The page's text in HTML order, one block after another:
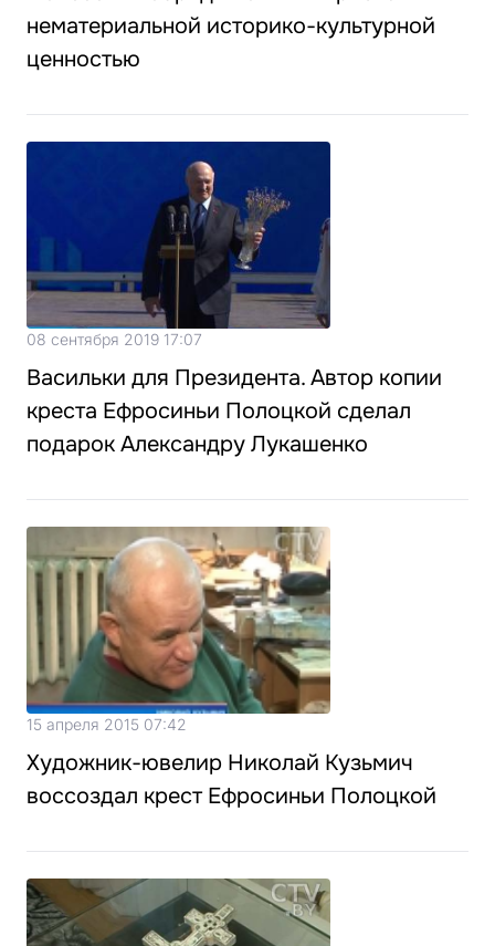
нематериальной историко-культурной
ценностью
08 сентября 2019 17:07
Васильки для Президента. Автор копии
креста Ефросиньи Полоцкой сделал
подарок Александру Лукашенко
15 апреля 2015 07:42
Художник-ювелир Николай Кузьмич
воссоздал крест Ефросиньи Полоцкой